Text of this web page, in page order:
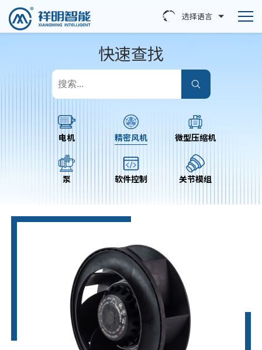
选择语言
快速查找
电机 精密风机 微型压缩机
泵 软件控制 关节模组